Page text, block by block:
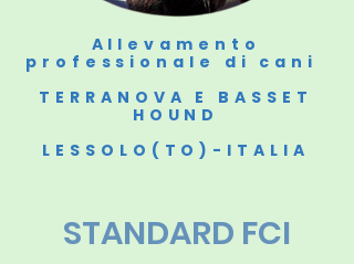
Allevamento
professionale di cani
TERRANOVA E BASSET
HOUND
LESSOLO(TO)-ITALIA
STANDARD FCI